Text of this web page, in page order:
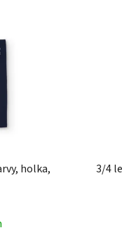
3/4 legíny